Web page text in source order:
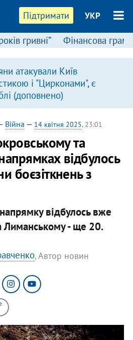
Підтримати УКР
гривні” Фінансова
атакували Київ
і "Цирконами", є
(доповнено)
Війна — 14 квітня 2025, 23:01
та
відбулось
боєзіткнень з
відбулось вже
Лиманському - ще 20.
, Автор новин